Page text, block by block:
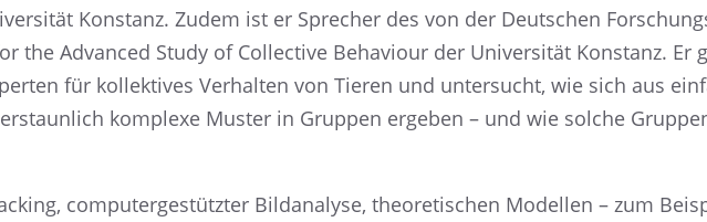
Konstanz. Zudem ist er Sprecher des von der Deutschen
the Advan­ced Study of Collec­tive Behaviour der Univer­si­tät Konstanz.
für kollek­ti­ves Verhal­ten von Tieren und unter­sucht, wie sich aus
komplexe Muster in Gruppen ergeben – und wie solche
compu­ter­ge­stütz­ter Bildana­lyse, theore­ti­schen Model­len – zum